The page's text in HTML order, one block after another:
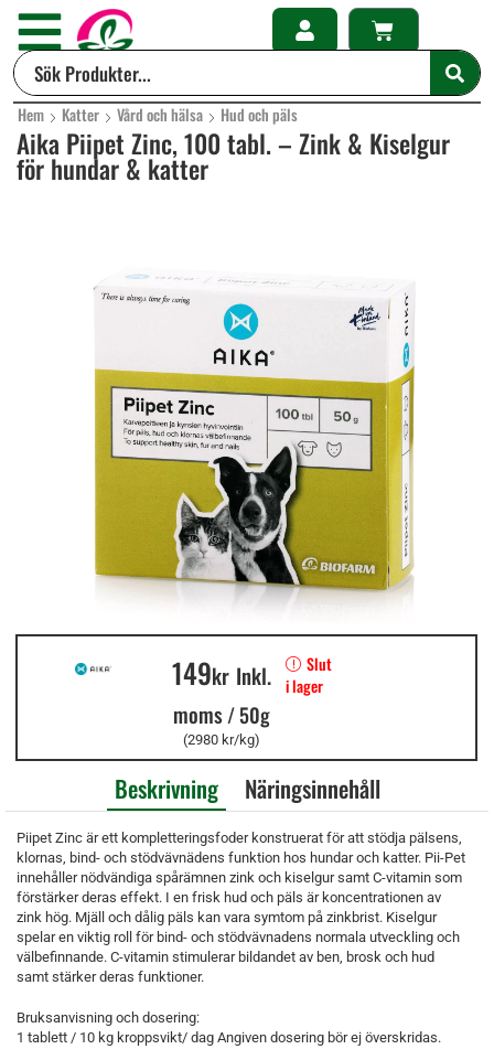
Hem Katter Vård och hälsa Hud och päls
Aika Piipet Zinc, 100 tabl. – Zink & Kiselgur
för hundar & katter
149kr Inkl.
moms/50g
(2980 kr/kg)
Slut
i lager
Beskrivning Näringsinnehåll
Piipet Zinc är ett kompletteringsfoder konstruerat för att stödja pälsens,
klornas, bind- och stödvävnädens funktion hos hundar och katter. Pii-Pet
innehåller nödvändiga spårämnen zink och kiselgur samt C-vitamin som
förstärker deras effekt. I en frisk hud och päls är koncentrationen av
zink hög. Mjäll och dålig päls kan vara symtom på zinkbrist. Kiselgur
spelar en viktig roll för bind- och stödvävnadens normala utveckling och
välbefinnande. C-vitamin stimulerar bildandet av ben, brosk och hud
samt stärker deras funktioner.
Bruksanvisning och dosering:
1 tablett / 10 kg kroppsvikt/ dag Angiven dosering bör ej överskridas.